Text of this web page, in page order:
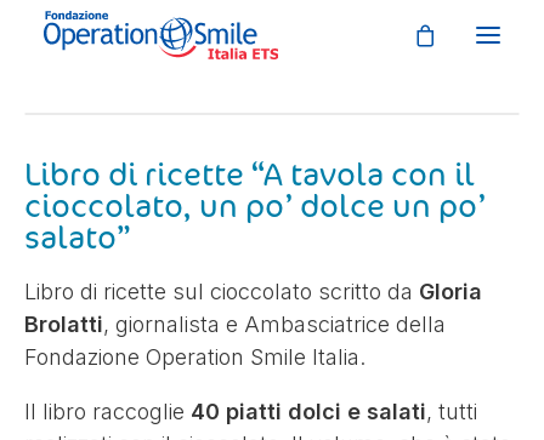
CHI SIAMO
COSA FACCIAMO
STORIE E TESTIMONIANZE
NEWS & EVENTI
Libro di ricette “A tavola con il
cioccolato, un po’ dolce un po’
salato”
Libro di ricette sul cioccolato scritto da Gloria
Brolatti, giornalista e Ambasciatrice della
Fondazione Operation Smile Italia.
Il libro raccoglie 40 piatti dolci e salati, tutti